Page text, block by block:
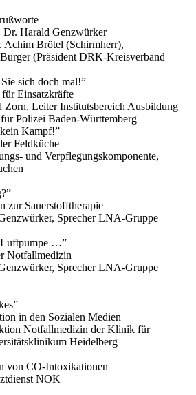
Harald Genzwürker
Achim Brötel (Schirmherr),
(Präsident DRK-Kreisverband
sich doch mal!”
Einsatzkräfte
Zorn, Leiter Institutsbereich Ausbildung
Polizei Baden-Württemberg
Kampf!”
Feldküche
und Verpflegungskomponente,
zur Sauerstofftherapie
Sprecher LNA-Gruppe
Luftpumpe …”
Notfallmedizin
Sprecher LNA-Gruppe
in den Sozialen Medien
Notfallmedizin der Klinik für
Heidelberg
von CO-Intoxikationen
NOK